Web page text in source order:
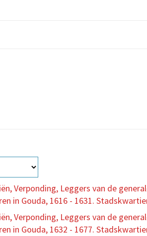
Verponding, Leggers van de
in Gouda, 1616 - 1631.
Verponding, Leggers van de
in Gouda, 1632 - 1677.